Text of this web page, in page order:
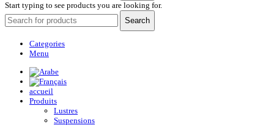
Start typing to see products you are looking for.
Search
Categories
Menu
accueil
Produits
Lustres
Suspensions